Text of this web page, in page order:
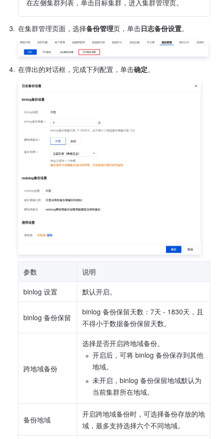
在左侧集群列表，单击目标集群，进入集群管理页。
3. 在集群管理页面，选择备份管理页，单击日志备份设置。
4. 在弹出的对话框，完成下列配置，单击确定。
参数 说明
binlog 设置 默认开启。
binlog 备份保留
binlog 备份保留天数：7天 - 1830天，且
不得小于数据备份保留天数。
跨地域备份
选择是否开启跨地域备份。
开启后，可将 binlog 备份保存到其他
地域。
未开启，binlog 备份保留地域默认为
当前集群所在地域。
备份地域
开启跨地域备份时，可选择备份存放的地
域，最多支持选择六个不同地域。